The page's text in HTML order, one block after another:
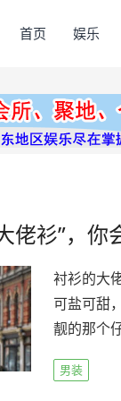
首页 娱乐
佬衫”，你
衬衫的大
可盐可甜
靓的那个
男装